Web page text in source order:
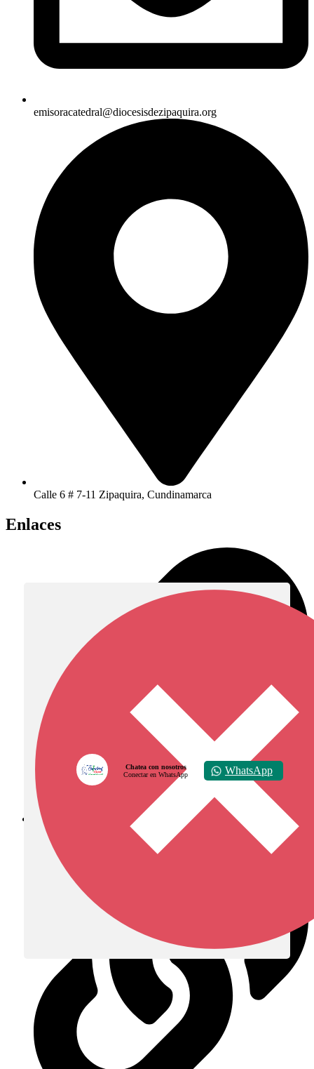
emisoracatedral@diocesisdezipaquira.org
Calle 6 # 7-11 Zipaquira, Cundinamarca
Enlaces
Diócesis de Zipaquirá
Chatea con nosotros
Conectar en WhatsApp
WhatsApp